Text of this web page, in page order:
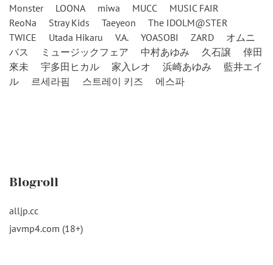
Monster
LOONA miwa MUCC
MUSIC FAIR
ReoNa
Stray Kids Taeyeon
The IDOLM@STER
TWICE
Utada Hikaru V.A. YOASOBI ZARD
オムニ
バス
ミュージックフェア 中村あゆみ 久石譲
倖田
來未
宇多田ヒカル 家入レオ 浜崎あゆみ
藍井エイ
ル
르세라핌 스트레이 키즈 에스파
Blogroll
alljp.cc
javmp4.com (18+)